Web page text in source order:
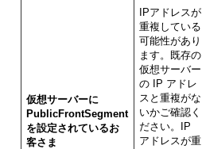
仮想サーバーに
PublicFrontSegment
を設定されているお
客さま
IPアドレスが
重複している
可能性があり
ます。既存の
仮想サーバー
の IP アドレ
スと重複がな
いかご確認く
ださい。IP
アドレスが重